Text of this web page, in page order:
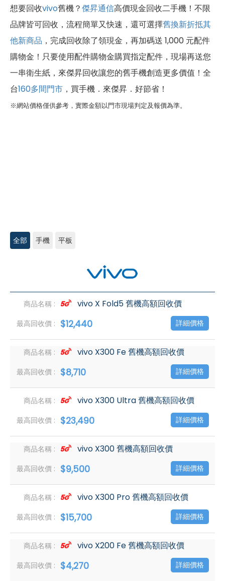
想要回收vivo舊機？傑昇通信高價現金回收二手機！不限
品牌皆可回收，流程簡單又快速，還可選擇舊換新折抵其
他新商品 ，完成回收除了領現金，再加碼送 1,000 元配件
購物金！只要使用配件購物金購買指定配件，現場再送您
一串衛生紙，來傑昇回收讓您的舊手機創造更多價值！全
台160多間門市 ，買手機．來傑昇．好節省！
※網站價格僅供參考，實際金額以門市現場判定及報價為準。
全部 手機 平板
vivo X Fold5 舊機高額回收價
$12,440 詳細價格
vivo X300 Fe 舊機高額回收價
$8,710 詳細價格
vivo X300 Ultra 舊機高額回收價
$23,490 詳細價格
vivo X300 舊機高額回收價
$9,500 詳細價格
vivo X300 Pro 舊機高額回收價
$15,700 詳細價格
vivo X200 Fe 舊機高額回收價
$4,270 詳細價格